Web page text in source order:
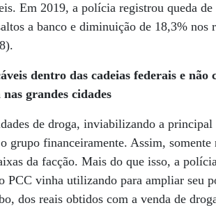
Em 2019, a polícia registrou queda de
a banco e diminuição de 18,3% nos
dentro das cadeias federais e
grandes cidades
de droga, inviabilizando a
grupo financeiramente. Assim, somente
da facção. Mais do que isso, a
PCC vinha utilizando para ampliar seu
dos reais obtidos com a venda de